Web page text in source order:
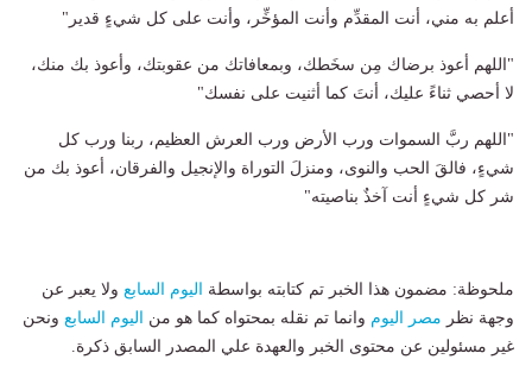
أعلم به مني، أنت المقدِّم وأنت المؤخِّر، وأنت على كل شيءٍ قدير"
"اللهم أعوذ برضاك مِن سخَطك، وبمعافاتك من عقوبتك، وأعوذ بك منك،
لا أحصي ثناءً عليك، أنتَ كما أثنيت على نفسك"
"اللهم ربَّ السموات ورب الأرض ورب العرش العظيم، ربنا ورب كل
شيءٍ، فالقَ الحب والنوى، ومنزلَ التوراة والإنجيل والفرقان، أعوذ بك من
شر كل شيءٍ أنت آخذٌ بناصيته"
ملحوظة: مضمون هذا الخبر تم كتابته بواسطة اليوم السابع ولا يعبر عن
وجهة نظر مصر اليوم وانما تم نقله بمحتواه كما هو من اليوم السابع ونحن
غير مسئولين عن محتوى الخبر والعهدة علي المصدر السابق ذكرة.